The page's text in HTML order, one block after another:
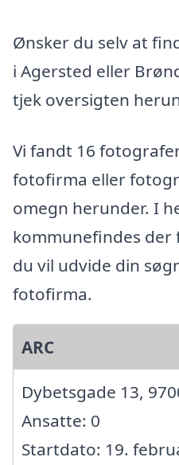
Ønsker du selv at
i Agersted eller
tjek oversigten
Vi fandt 16
fotofirma eller
omegn herunder. I
kommunefindes der
du vil udvide din
fotofirma.
ARC
Dybetsgade 13,
Ansatte: 0
Startdato: 19.